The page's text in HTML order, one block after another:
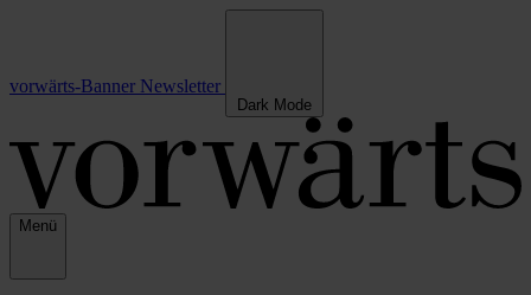
vorwärts-Banner Newsletter
Dark Mode
Menü